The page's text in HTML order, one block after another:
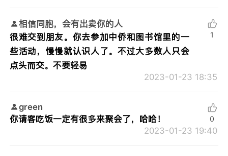
相信同胞，会有出卖你的人
很难交到朋友。你去参加中侨和图书馆里的一
些活动，慢慢就认识人了。不过大多数人只会
点头而交。不要轻易
2023-01-23 18:35
1
green
你请客吃饭一定有很多来聚会了，哈哈！
2023-01-23 19:40
0